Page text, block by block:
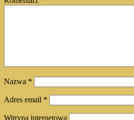
Nazwa *
Adres email *
Witryna internetowa